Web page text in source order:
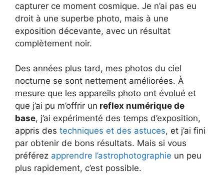
capturer ce moment cosmique. Je n’ai pas eu
droit à une superbe photo, mais à une
exposition décevante, avec un résultat
complètement noir.
Des années plus tard, mes photos du ciel
nocturne se sont nettement améliorées. À
mesure que les appareils photo ont évolué et
que j’ai pu m’offrir un reflex numérique de
base, j’ai expérimenté des temps d’exposition,
appris des techniques et des astuces, et j’ai fini
par obtenir de bons résultats. Mais si vous
préférez apprendre l’astrophotographie un peu
plus rapidement, c’est possible.